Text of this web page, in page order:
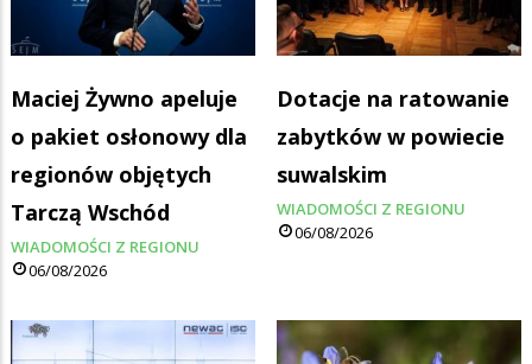
Maciej Żywno apeluje
o pakiet osłonowy dla
regionów objętych
Tarczą Wschód
WIADOMOŚCI Z REGIONU
06/08/2026
Dotacje na ratowanie
zabytków w powiecie
suwalskim
WIADOMOŚCI Z REGIONU
06/08/2026